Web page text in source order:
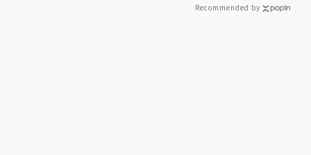
Recommended by